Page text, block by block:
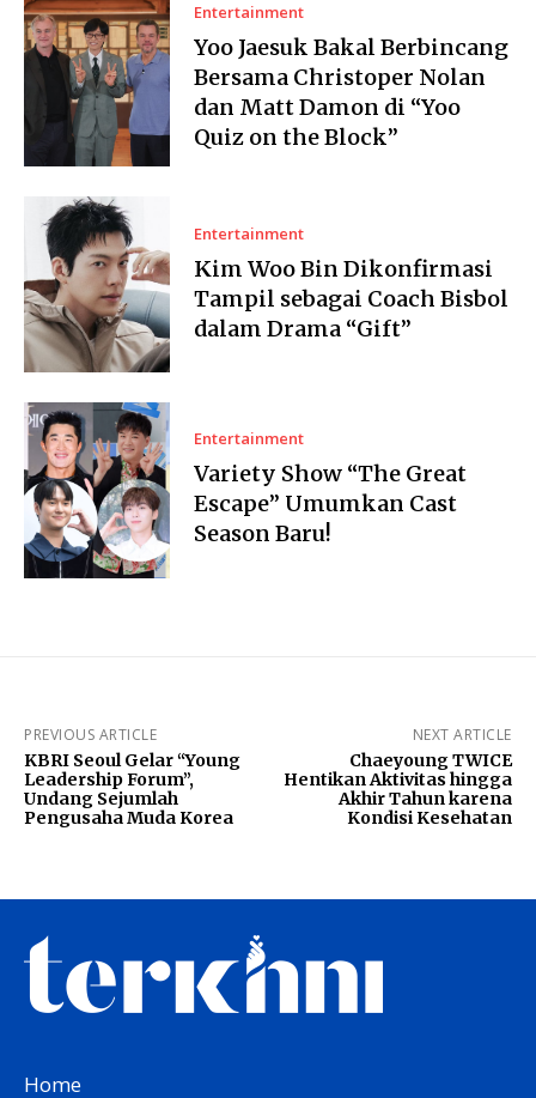
Entertainment
Yoo Jaesuk Bakal Berbincang
Bersama Christoper Nolan
dan Matt Damon di “Yoo
Quiz on the Block”
Entertainment
Kim Woo Bin Dikonfirmasi
Tampil sebagai Coach Bisbol
dalam Drama “Gift”
Entertainment
Variety Show “The Great
Escape” Umumkan Cast
Season Baru!
PREVIOUS ARTICLE
KBRI Seoul Gelar “Young
Leadership Forum”,
Undang Sejumlah
Pengusaha Muda Korea
NEXT ARTICLE
Chaeyoung TWICE
Hentikan Aktivitas hingga
Akhir Tahun karena
Kondisi Kesehatan
Home